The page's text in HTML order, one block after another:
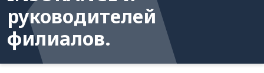
руководителей
филиалов.